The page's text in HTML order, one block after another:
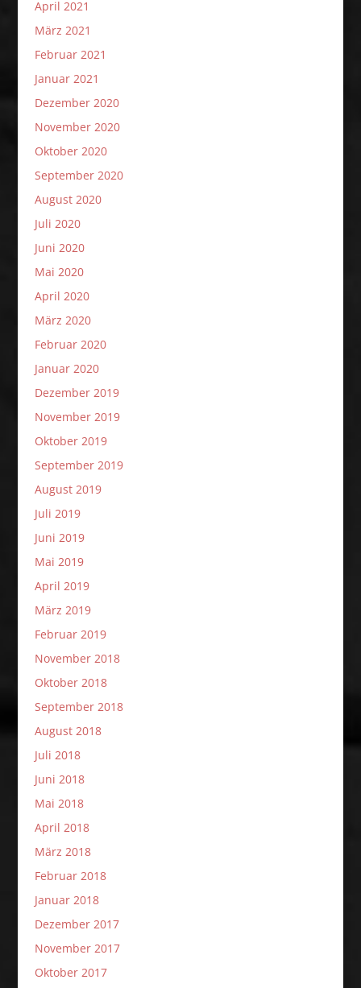
April 2021
März 2021
Februar 2021
Januar 2021
Dezember 2020
November 2020
Oktober 2020
September 2020
August 2020
Juli 2020
Juni 2020
Mai 2020
April 2020
März 2020
Februar 2020
Januar 2020
Dezember 2019
November 2019
Oktober 2019
September 2019
August 2019
Juli 2019
Juni 2019
Mai 2019
April 2019
März 2019
Februar 2019
November 2018
Oktober 2018
September 2018
August 2018
Juli 2018
Juni 2018
Mai 2018
April 2018
März 2018
Februar 2018
Januar 2018
Dezember 2017
November 2017
Oktober 2017